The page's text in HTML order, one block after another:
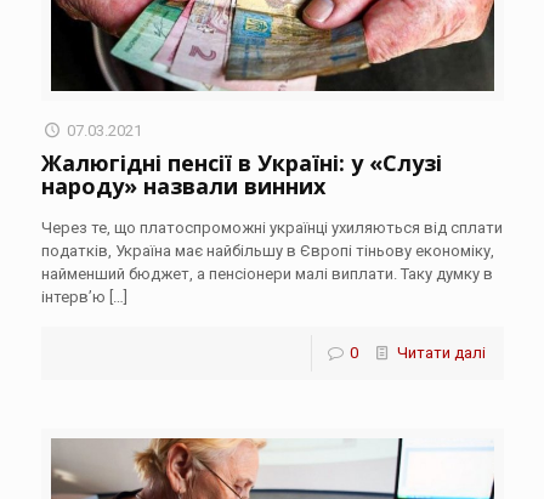
07.03.2021
Жалюгідні пенсії в Україні: у «Слузі
народу» назвали винних
Через те, що платоспроможні українці ухиляються від сплати
податків, Україна має найбільшу в Європі тіньову економіку,
найменший бюджет, а пенсіонери малі виплати. Таку думку в
інтерв’ю […]
0 Читати далі